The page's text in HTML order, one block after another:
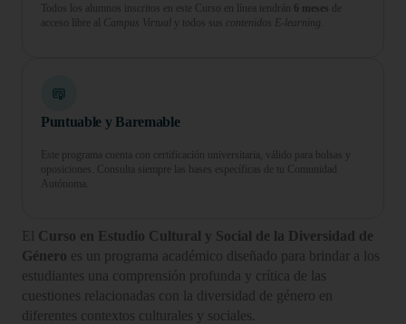
Todos los alumnos inscritos en este Curso en línea tendrán 6 meses de
acceso libre al Campus Virtual y todos sus contenidos E-learning.
Puntuable y Baremable
Este programa cuenta con certificación universitaria, válido para bolsas y
oposiciones. Consulta siempre las bases específicas de tu Comunidad
Autónoma.
El Curso en Estudio Cultural y Social de la Diversidad de
Género es un programa académico diseñado para brindar a los
estudiantes una comprensión profunda y crítica de las
cuestiones relacionadas con la diversidad de género en
diferentes contextos culturales y sociales.